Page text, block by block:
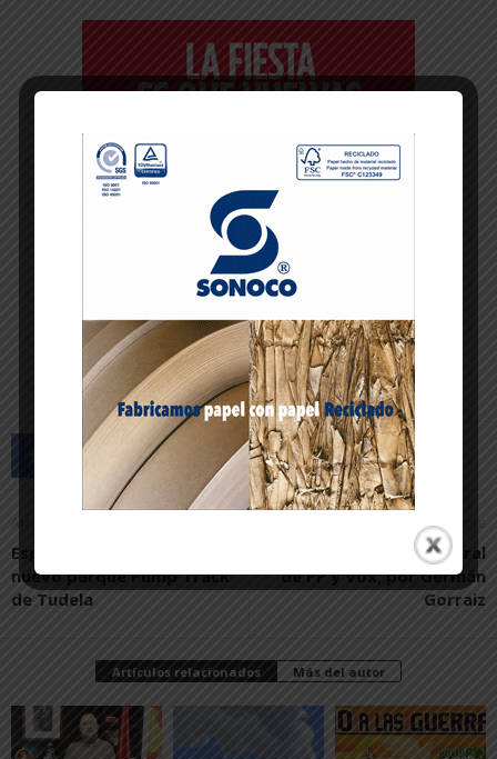
Artículo anterior
Espectacular acogida al
nuevo parque Pump Track
de Tudela
Artículo siguiente
La democracia no liberal
de PP y Vox, por Germán
Gorraiz
Artículos relacionados Más del autor